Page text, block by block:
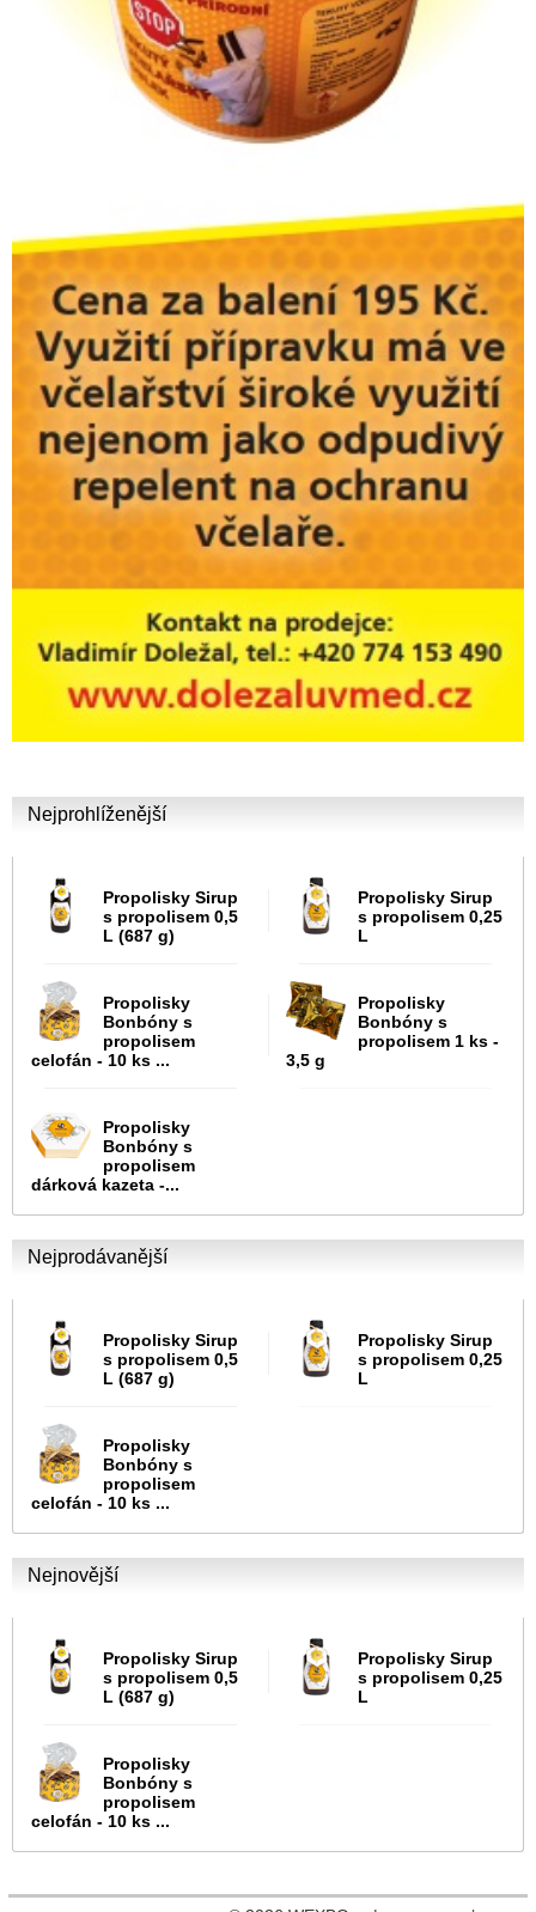
Nejprohlíženější
Propolisky Sirup
s propolisem 0,5
L (687 g)
Propolisky Sirup
s propolisem 0,25
L
Propolisky
Bonbóny s
propolisem
celofán - 10 ks ...
Propolisky
Bonbóny s
propolisem 1 ks -
3,5 g
Propolisky
Bonbóny s
propolisem
dárková kazeta -...
Nejprodávanější
Propolisky Sirup
s propolisem 0,5
L (687 g)
Propolisky Sirup
s propolisem 0,25
L
Propolisky
Bonbóny s
propolisem
celofán - 10 ks ...
Nejnovější
Propolisky Sirup
s propolisem 0,5
L (687 g)
Propolisky Sirup
s propolisem 0,25
L
Propolisky
Bonbóny s
propolisem
celofán - 10 ks ...